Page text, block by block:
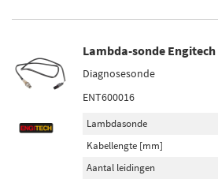
Lambda-sonde Engitech
Diagnosesonde
ENT600016
Lambdasonde
Kabellengte [mm]
Aantal leidingen